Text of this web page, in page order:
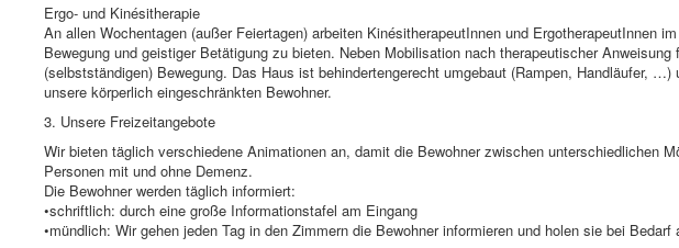
Ergo- und Kinésitherapie
An allen Wochentagen (außer Feiertagen) arbeiten KinésitherapeutInnen und ErgotherapeutInnen
Bewegung und geistiger Betätigung zu bieten. Neben Mobilisation nach therapeutischer
(selbstständigen) Bewegung. Das Haus ist behindertengerecht umgebaut (Rampen, Handläufer,
unsere körperlich eingeschränkten Bewohner.
3. Unsere Freizeitangebote
Wir bieten täglich verschiedene Animationen an, damit die Bewohner zwischen unterschiedlichen
Personen mit und ohne Demenz.
Die Bewohner werden täglich informiert:
•schriftlich: durch eine große Informationstafel am Eingang
•mündlich: Wir gehen jeden Tag in den Zimmern die Bewohner informieren und holen sie bei Bedarf